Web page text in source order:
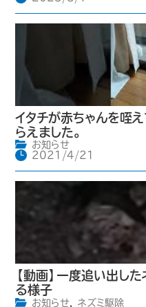
イタチが赤ちゃんを咥
らえました。
お知らせ
2021/4/21
【動画】一度追い出し
る様子
お知らせ,
ネズミ駆除